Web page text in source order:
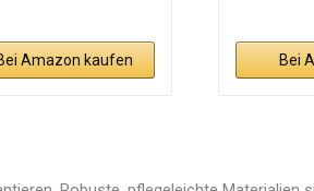
Amazon kaufen Bei